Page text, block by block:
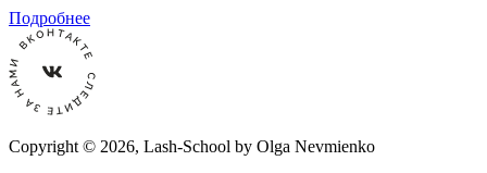
Подробнее
Copyright © 2026, Lash-School by Olga Nevmienko